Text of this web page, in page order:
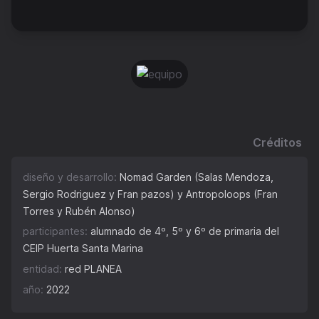
Créditos
diseño y desarrollo: Nomad Garden (Salas Mendoza,
Sergio Rodriguez y Fran pazos) y Antropoloops (Fran
Torres y Rubén Alonso)
participantes: alumnado de 4º, 5º y 6º de primaria del
CEIP Huerta Santa Marina
entidad: red PLANEA
año: 2022